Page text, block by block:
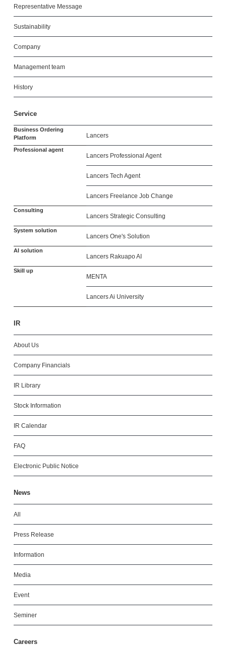
Representative Message
Sustainability
Company
Management team
History
Service
Business Ordering
Platform
Lancers
Professional agent
Lancers Professional Agent
Lancers Tech Agent
Lancers Freelance Job Change
Consulting
Lancers Strategic Consulting
System solution
Lancers One's Solution
AI solution
Lancers Rakuapo AI
Skill up
MENTA
Lancers Ai University
IR
About Us
Company Financials
IR Library
Stock Information
IR Calendar
FAQ
Electronic Public Notice
News
All
Press Release
Information
Media
Event
Seminer
Careers